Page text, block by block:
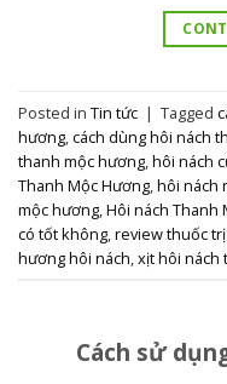
Posted in Tin tức | Tagged
hương cách dùng hôi nách
thanh mộc hương hôi nách
Thanh Mộc Hương hôi nách
mộc hương Hôi nách Thanh
có tốt không review thuốc
hương hôi nách xịt hôi nách
Cách sử